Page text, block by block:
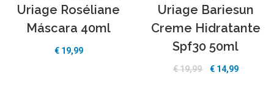
Uriage Roséliane
Máscara 40ml
€ 19,99
Uriage Bariesun
Creme Hidratante
Spf30 50ml
€19,99 € 14,99